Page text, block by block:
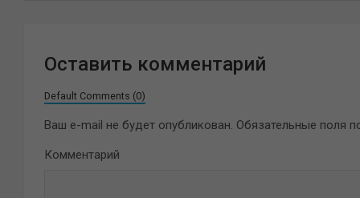
Оставить комментарий
Default Comments (0)
Ваш e-mail не будет опубликован. Обязательные поля
Комментарий